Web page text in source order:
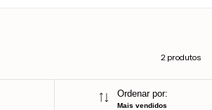
2 produtos
Ordenar por:
Mais vendidos